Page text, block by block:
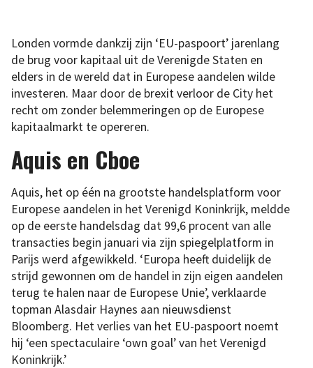
Londen vormde dankzij zijn ‘EU-paspoort’ jarenlang
de brug voor kapitaal uit de Verenigde Staten en
elders in de wereld dat in Europese aandelen wilde
investeren. Maar door de brexit verloor de City het
recht om zonder belemmeringen op de Europese
kapitaalmarkt te opereren.
Aquis en Cboe
Aquis, het op één na grootste handelsplatform voor
Europese aandelen in het Verenigd Koninkrijk, meldde
op de eerste handelsdag dat 99,6 procent van alle
transacties begin januari via zijn spiegelplatform in
Parijs werd afgewikkeld. ‘Europa heeft duidelijk de
strijd gewonnen om de handel in zijn eigen aandelen
terug te halen naar de Europese Unie’, verklaarde
topman Alasdair Haynes aan nieuwsdienst
Bloomberg. Het verlies van het EU-paspoort noemt
hij ‘een spectaculaire ‘own goal’ van het Verenigd
Koninkrijk.’